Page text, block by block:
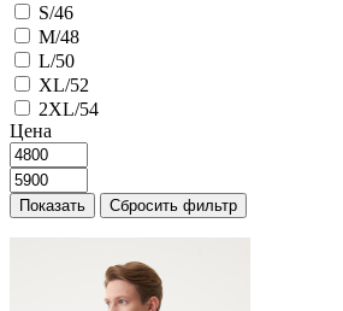
S/46
M/48
L/50
XL/52
2XL/54
Цена